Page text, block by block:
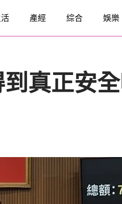
產經 綜合 娛樂
真正安全